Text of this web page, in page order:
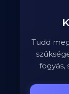
Tudd
fogyás,